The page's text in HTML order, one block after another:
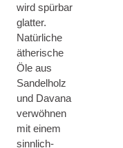
wird spürbar
glatter.
Natürliche
ätherische
Öle aus
Sandelholz
und Davana
verwöhnen
mit einem
sinnlich-